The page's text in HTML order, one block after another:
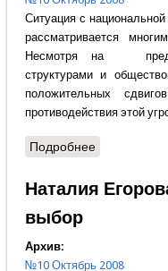
Ситуация с
рассматривается
Несмотря на
структурами и
положительных
противодействия этой
Подробнеео
Наталия
выбор
Архив:
№10 Октябрь 2008